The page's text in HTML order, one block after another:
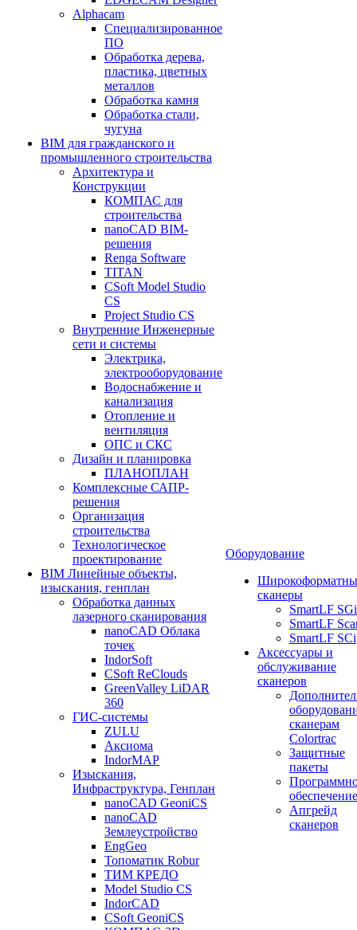
Alphacam
Специализированное
ПО
Обработка дерева,
пластика, цветных
металлов
Обработка камня
Обработка стали,
чугуна
BIM для гражданского и
промышленного строительства
Архитектура и
Конструкции
КОМПАС для
строительства
nanoCAD BIM-
решения
Renga Software
TITAN
CSoft Model Studio
CS
Project Studio CS
Внутренние Инженерные
сети и системы
Электрика,
электрооборудование
Водоснабжение и
канализация
Отопление и
вентиляция
ОПС и СКС
Дизайн и планировка
ПЛАНОПЛАН
Комплексные САПР-
решения
Организация
строительства
Технологическое
проектирование
BIM Линейные объекты,
изыскания, генплан
Обработка данных
лазерного сканирования
nanoCAD Облака
точек
IndorSoft
CSoft ReClouds
GreenValley LiDAR
360
ГИС-системы
ZULU
Аксиома
IndorMAP
Изыскания,
Инфраструктура, Генплан
nanoCAD GeoniCS
nanoCAD
Землеустройство
EngGeo
Топоматик Robur
ТИМ КРЕДО
Model Studio CS
IndorCAD
CSoft GeoniCS
Оборудование
сканеры
SmartLF SGi
SmartLF
SmartLF SCi
Аксессуары и
обслуживание
сканеров
сканерам
Colortrac
Защитные
пакеты
обеспечение
Апгрейд
сканеров